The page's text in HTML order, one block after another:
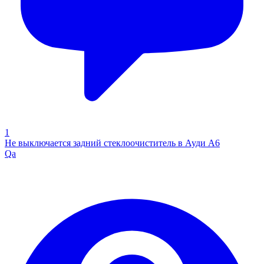
1
Не выключается задний стеклоочиститель в Ауди А6
Qa